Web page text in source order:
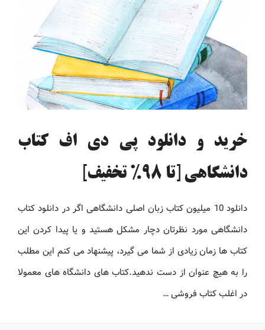
خرید و دانلود پی دی اف کتاب
دانشگاهی [تا 98% تخفیف]
دانلود 10 میلیون کتاب زبان اصلی دانشگاهی اگر در دانلود کتاب
دانشگاهی مورد نظرتان دچار مشکل هستید و یا پیدا کردن این
کتاب ها زمان زیادی از شما می گیرد، پیشنهاد می کنم این مطلب
را به هیچ عنوان از دست ندهید.کتاب های دانشگاه های معمولا
در اغلب کتاب فروشی …